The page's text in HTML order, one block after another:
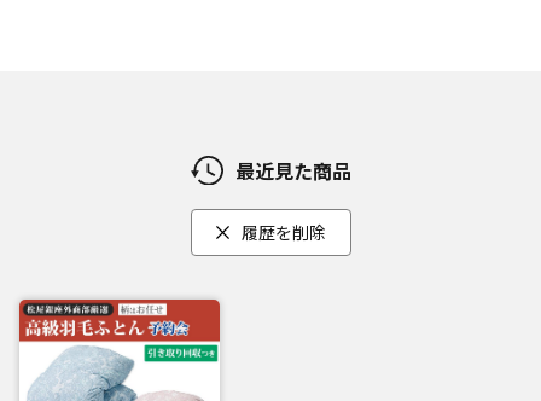
最近見た商品
履歴を削除